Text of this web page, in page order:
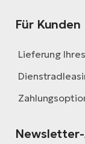
Für Kunden
Lieferung